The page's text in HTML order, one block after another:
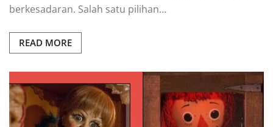
berkesadaran. Salah satu pilihan…
READ MORE